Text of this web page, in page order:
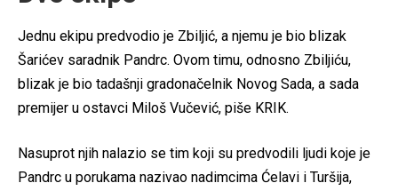
Jednu ekipu predvodio je Zbiljić, a njemu je bio blizak
Šarićev saradnik Pandrc. Ovom timu, odnosno Zbiljiću,
blizak je bio tadašnji gradonačelnik Novog Sada, a sada
premijer u ostavci Miloš Vučević, piše KRIK.
Nasuprot njih nalazio se tim koji su predvodili ljudi koje je
Pandrc u porukama nazivao nadimcima Ćelavi i Turšija,